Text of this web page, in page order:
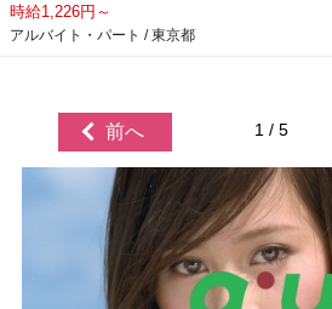
時給1,226円～
アルバイト・パート / 東京都
前へ 1 / 5